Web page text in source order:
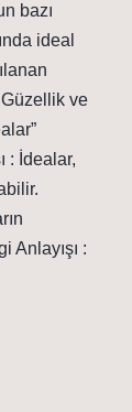
bazı
ideal
ve
: İdealar,
Anlayışı :